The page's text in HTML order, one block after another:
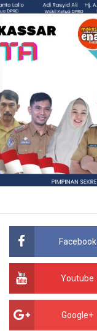
Facebook
Youtube
Google+